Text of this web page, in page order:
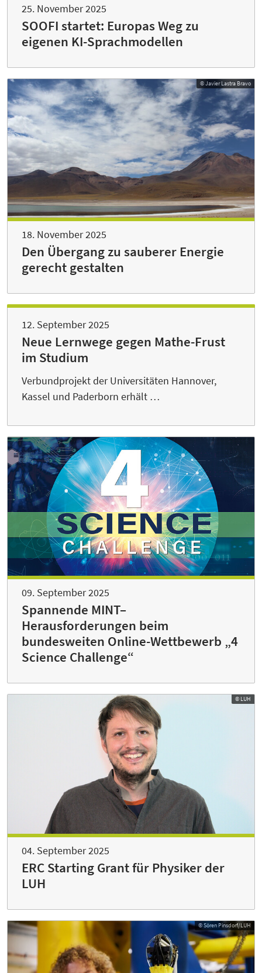
25. November 2025
SOOFI startet: Europas Weg zu
eigenen KI-Sprachmodellen
© Javier Lastra Bravo
18. November 2025
Den Übergang zu sauberer Energie
gerecht gestalten
12. September 2025
Neue Lernwege gegen Mathe-Frust
im Studium
Verbundprojekt der Universitäten Hannover,
Kassel und Paderborn erhält …
09. September 2025
Spannende MINT–
Herausforderungen beim
bundesweiten Online-Wettbewerb „4
Science Challenge“
© LUH
04. September 2025
ERC Starting Grant für Physiker der
LUH
© Sören Pinsdorf/LUH